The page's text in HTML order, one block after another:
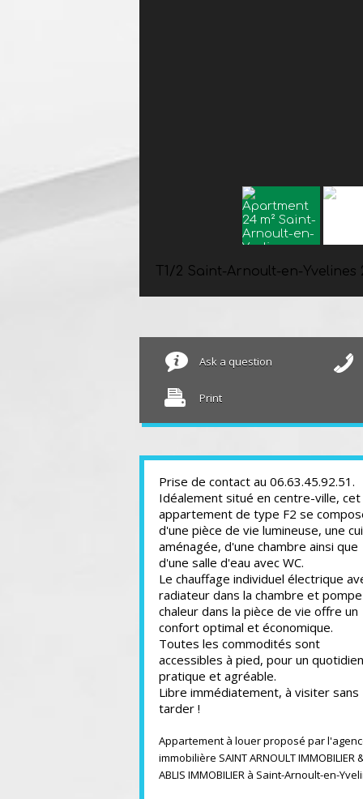
T1/2 Saint-Arnoult-en-Yvelines
Ask a question
Print
Prise de contact au 06.63.45.92.51.
Idéalement situé en centre-ville, cet
appartement de type F2 se
d'une pièce de vie lumineuse, une
aménagée, d'une chambre ainsi que
d'une salle d'eau avec WC.
Le chauffage individuel électrique
radiateur dans la chambre et
chaleur dans la pièce de vie offre un
confort optimal et économique.
Toutes les commodités sont
accessibles à pied, pour un quotidien
pratique et agréable.
Libre immédiatement, à visiter sans
tarder !
Appartement à louer proposé par
immobilière SAINT ARNOULT IMMOBILIER
ABLIS IMMOBILIER à Saint-Arnoult-en-